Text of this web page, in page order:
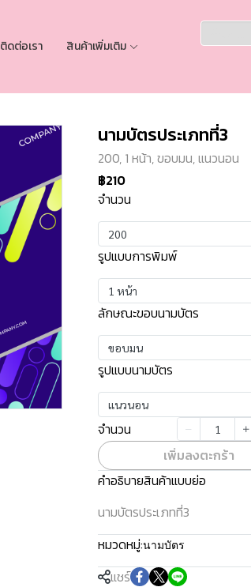
ติดต่อเรา สินค้าเพิ่มเติม
นามบัตรประเภทที่3
200, 1 หน้า, ขอบมน, แนวนอน
฿210
จำนวน
200
รูปแบบการพิมพ์
1 หน้า
ลักษณะขอบนามบัตร
ขอบมน
รูปแบบนามบัตร
แนวนอน
จำนวน
เพิ่มลงตะกร้า
คำอธิบายสินค้าแบบย่อ
นามบัตรประเภทที่3
หมวดหมู่:นามบัตร
แชร์